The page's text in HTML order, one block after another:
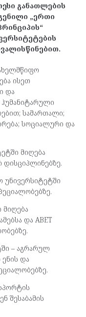
განათლების
„ერთი
ისეთ
და
ჰუმანიტარული
სამართალი;
სოციალური და
მიღება
დისციპლინებზე.
უნივერსიტეტში
და ABET
– აგრარულ
და
შესაბამის